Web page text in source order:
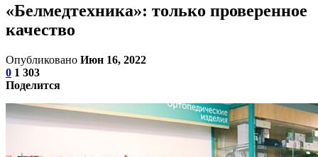
«Белмедтехника»: только проверенное
качество
Опубликовано Июн 16, 2022
0 1 303
Поделится